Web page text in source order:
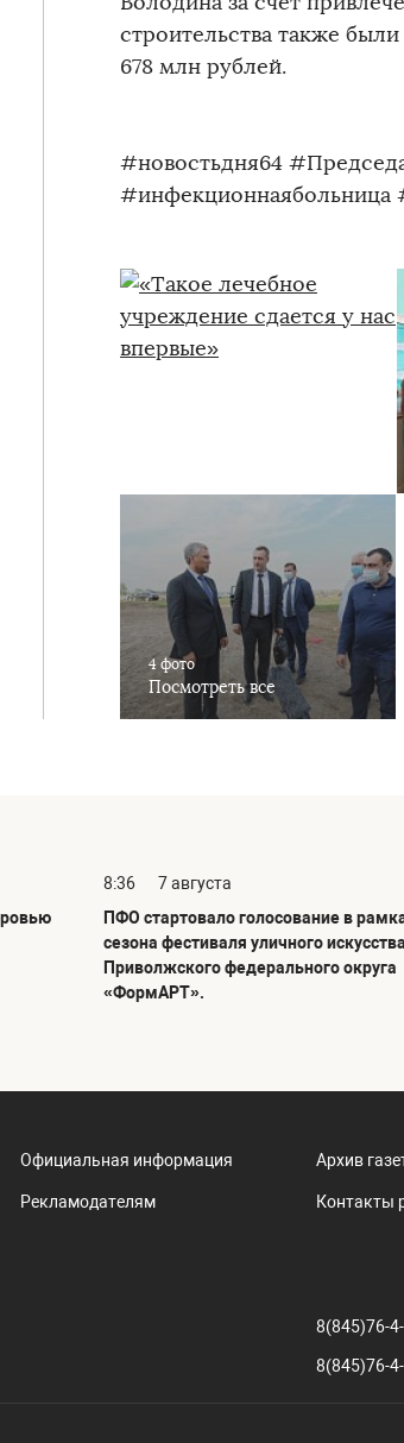
строительства также
678 млн рублей.
#новостьдня64
#инфекционнаябольница
4 фото
Посмотреть все
8:36
7 августа
ПФО стартовало голосование в
сезона фестиваля уличного искусства
Приволжского федерального округа
«ФормАРТ».
Официальная информация
Рекламодателям
Архив
Контакты
8(845)76-
8(845)76-